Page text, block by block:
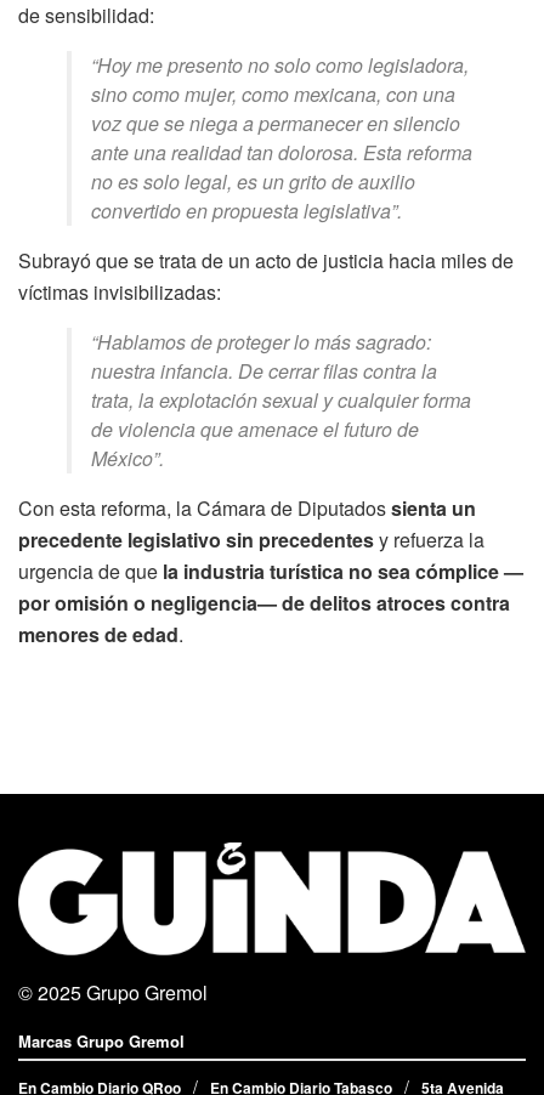
de sensibilidad:
“Hoy me presento no solo como legisladora,
sino como mujer, como mexicana, con una
voz que se niega a permanecer en silencio
ante una realidad tan dolorosa. Esta reforma
no es solo legal, es un grito de auxilio
convertido en propuesta legislativa”.
Subrayó que se trata de un acto de justicia hacia miles de
víctimas invisibilizadas:
“Hablamos de proteger lo más sagrado:
nuestra infancia. De cerrar filas contra la
trata, la explotación sexual y cualquier forma
de violencia que amenace el futuro de
México”.
Con esta reforma, la Cámara de Diputadossienta un
precedente legislativo sin precedentesy refuerza la
urgencia de que la industria turística no sea cómplice —
por omisión o negligencia— de delitos atroces contra
menores de edad.
© 2025Grupo Gremol
Marcas Grupo Gremol
En Cambio Diario QRoo En Cambio Diario Tabasco 5ta Avenida